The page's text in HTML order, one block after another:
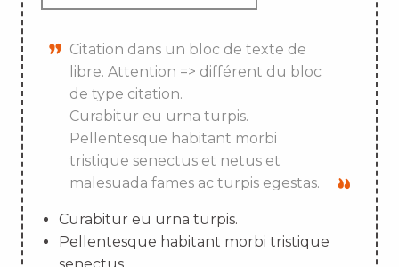
Citation dans un bloc de texte de
libre. Attention => différent du bloc
de type citation.
Curabitur eu urna turpis.
Pellentesque habitant morbi
tristique senectus et netus et
malesuada fames ac turpis egestas.
Curabitur eu urna turpis.
Pellentesque habitant morbi tristique